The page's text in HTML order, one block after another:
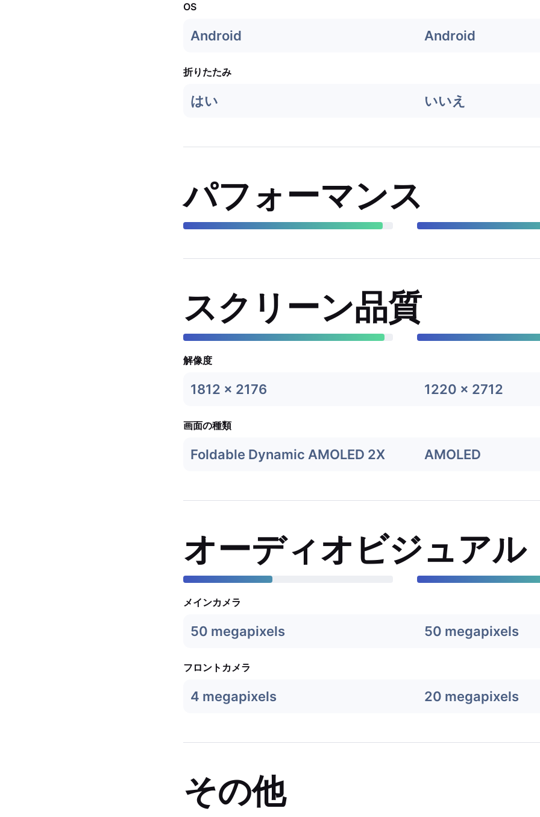
OS
Android Android
折りたたみ
はい いいえ
パフォーマンス
スクリーン品質
解像度
1812 x 2176 1220 x 2712
画面の種類
Foldable Dynamic AMOLED 2X AMOLED
オーディオビジュアル
メインカメラ
50 megapixels 50 megapixels
フロントカメラ
4 megapixels 20 megapixels
その他